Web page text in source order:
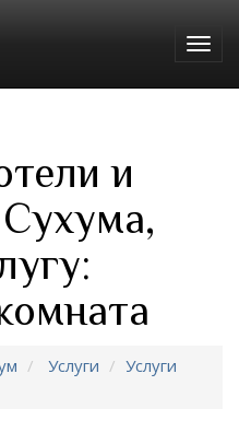
и
Услуги
Услуги